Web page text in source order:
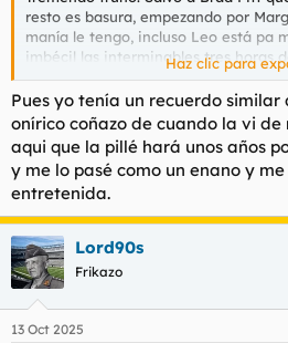
resto es basura, empezando por
manía le tengo, incluso Leo está pa
imbécil las interminables tres horas
Ver el archivos adjunto 201030
Si no te duermes con Mullholland
cómeme los huevos). Inaguantable.
qué... anda a la mierda hombre.
Haz clic para
Pues yo tenía un recuerdo similar
onírico coñazo de cuando la vi
aqui que la pillé hará unos años
y me lo pasé como un enano y
entretenida.
Lord90s
Frikazo
13 Oct 2025